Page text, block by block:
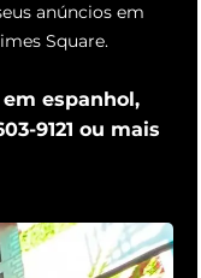
anúncios em
Square.
espanhol,
9121 ou mais